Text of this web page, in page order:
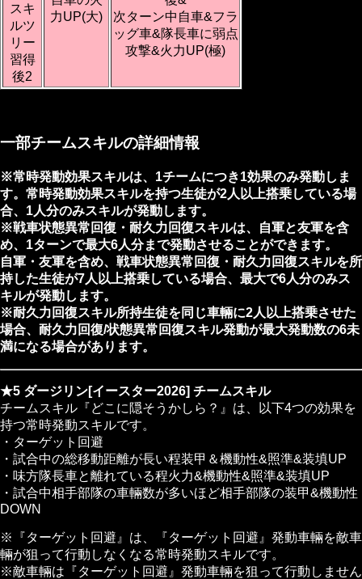
スキ
ルツ
リー
習得
後2
力UP(大)
次ターン中自車&フラ
ッグ車&隊長車に弱点
攻撃&火力UP(極)
一部チームスキルの詳細情報
※常時発動効果スキルは、1チームにつき1効果のみ発動しま
す。常時発動効果スキルを持つ生徒が2人以上搭乗している場
合、1人分のみスキルが発動します。
※戦車状態異常回復・耐久力回復スキルは、自軍と友軍を含
め、1ターンで最大6人分まで発動させることができます。
自軍・友軍を含め、戦車状態異常回復・耐久力回復スキルを所
持した生徒が7人以上搭乗している場合、最大で6人分のみス
キルが発動します。
※耐久力回復スキル所持生徒を同じ車輛に2人以上搭乗させた
場合、耐久力回復/状態異常回復スキル発動が最大発動数の6未
満になる場合があります。
★5 ダージリン[イースター2026] チームスキル
チームスキル『どこに隠そうかしら？』は、以下4つの効果を
持つ常時発動スキルです。
・ターゲット回避
・試合中の総移動距離が長い程装甲＆機動性&照準&装填UP
・味方隊長車と離れている程火力&機動性&照準&装填UP
・試合中相手部隊の車輛数が多いほど相手部隊の装甲&機動性
DOWN
※『ターゲット回避』は、『ターゲット回避』発動車輛を敵車
輛が狙って行動しなくなる常時発動スキルです。
※敵車輛は『ターゲット回避』発動車輛を狙って行動しません